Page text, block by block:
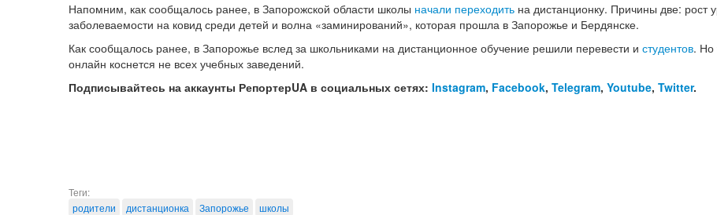
Напомним, как сообщалось ранее, в Запорожской области школы начали переходить на дистанционку. Причины две: рост
заболеваемости на ковид среди детей и волна «заминирований», которая прошла в Запорожье и Бердянске.
Как сообщалось ранее, в Запорожье вслед за школьниками на дистанционное обучение решили перевести и студентов. Но
онлайн коснется не всех учебных заведений.
Подписывайтесь на аккаунты РепортерUA в социальных сетях: Instagram, Facebook, Telegram, Youtube, Twitter.
Теги:
родители
дистанционка Запорожье школы